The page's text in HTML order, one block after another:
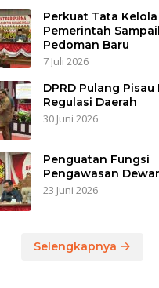
Perkuat Tata Kelola
Pemerintah
Pedoman Baru
7 Juli 2026
DPRD Pulang
Regulasi Daerah
30 Juni 2026
Penguatan Fungsi
Pengawasan
23 Juni 2026
Selengkapnya